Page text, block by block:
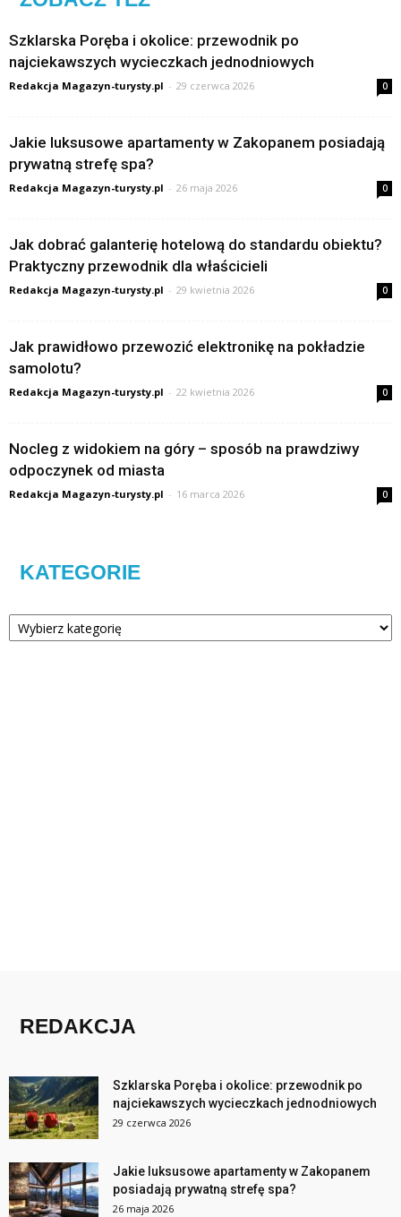
Szklarska Poręba i okolice: przewodnik po
najciekawszych wycieczkach jednodniowych
Redakcja Magazyn-turysty.pl - 29 czerwca 2026 0
Jakie luksusowe apartamenty w Zakopanem posiadają
prywatną strefę spa?
Redakcja Magazyn-turysty.pl - 26 maja 2026 0
Jak dobrać galanterię hotelową do standardu obiektu?
Praktyczny przewodnik dla właścicieli
Redakcja Magazyn-turysty.pl - 29 kwietnia 2026 0
Jak prawidłowo przewozić elektronikę na pokładzie
samolotu?
Redakcja Magazyn-turysty.pl - 22 kwietnia 2026 0
Nocleg z widokiem na góry – sposób na prawdziwy
odpoczynek od miasta
Redakcja Magazyn-turysty.pl - 16 marca 2026 0
KATEGORIE
Kategorie
REDAKCJA
Szklarska Poręba i okolice: przewodnik po
najciekawszych wycieczkach jednodniowych
29 czerwca 2026
Jakie luksusowe apartamenty w Zakopanem
posiadają prywatną strefę spa?
26 maja 2026